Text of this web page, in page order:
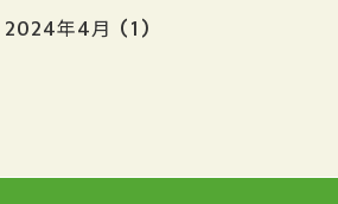
2024年4月 (1)